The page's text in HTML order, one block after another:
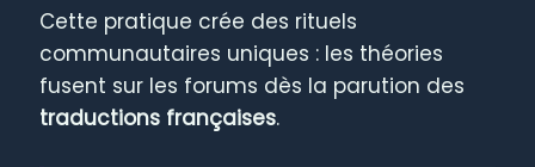
Cette pratique crée des rituels
communautaires uniques : les théories
fusent sur les forums dès la parution des
traductions françaises.